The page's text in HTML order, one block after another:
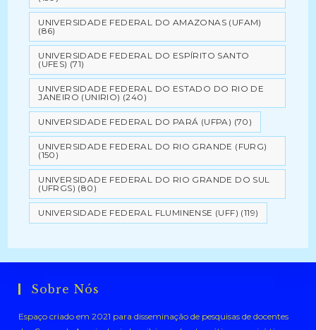
UNIVERSIDADE FEDERAL DO AMAZONAS (UFAM)
(86)
UNIVERSIDADE FEDERAL DO ESPÍRITO SANTO
(UFES) (71)
UNIVERSIDADE FEDERAL DO ESTADO DO RIO DE
JANEIRO (UNIRIO) (240)
UNIVERSIDADE FEDERAL DO PARÁ (UFPA) (70)
UNIVERSIDADE FEDERAL DO RIO GRANDE (FURG)
(150)
UNIVERSIDADE FEDERAL DO RIO GRANDE DO SUL
(UFRGS) (80)
UNIVERSIDADE FEDERAL FLUMINENSE (UFF) (119)
Sobre Nós
Espaço criado em 2021 para disseminação de pesquisas de docentes